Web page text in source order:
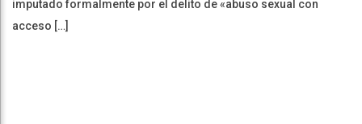
imputado formalmente por el delito de «abuso sexual con
acceso […]